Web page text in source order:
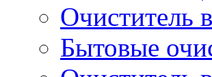
Очиститель
Бытовые